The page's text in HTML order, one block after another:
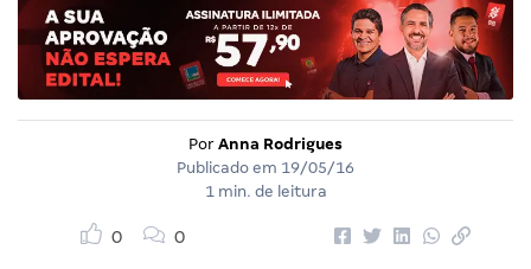
Por Anna Rodrigues
Publicado em 19/05/16
1 min. de leitura
0 0